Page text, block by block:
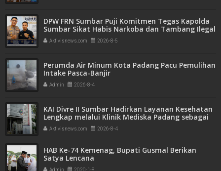
DPW FRN Sumbar Puji Komitmen Tegas Kapolda
Sumbar Sikat Habis Narkoba dan Tambang Ilegal
Aktivisnews.com 2026-8-5
Perumda Air Minum Kota Padang Pacu Pemulihan
Intake Pasca-Banjir
Admin 2026-8-4
KAI Divre II Sumbar Hadirkan Layanan Kesehatan
Lengkap melalui Klinik Mediska Padang sebagai
Fasilitas Kesehatan Tingkat Pertama (FKTP)
Aktivisnews.com 2026-8-4
HAB Ke-74 Kemenag, Bupati Gusmal Berikan
Satya Lencana
Admin 2020-1-8